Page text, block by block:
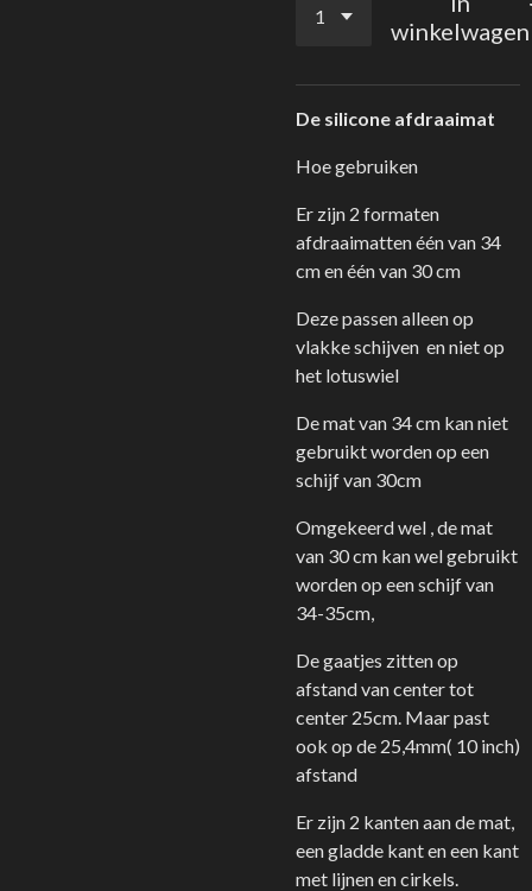
winkelwagen
De silicone afdraaimat
Hoe gebruiken
Er zijn 2 formaten
afdraaimatten één van 34
cm en één van 30 cm
Deze passen alleen op
vlakke schijven en niet op
het lotuswiel
De mat van 34 cm kan niet
gebruikt worden op een
schijf van 30cm
Omgekeerd wel , de mat
van 30 cm kan wel gebruikt
worden op een schijf van
34-35cm,
De gaatjes zitten op
afstand van center tot
center 25cm. Maar past
ook op de 25,4mm( 10 inch)
afstand
Er zijn 2 kanten aan de mat,
een gladde kant en een kant
met lijnen en cirkels.